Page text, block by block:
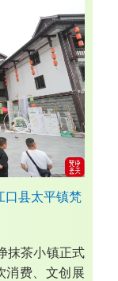
口县太平镇梵
抹茶小镇正式
消费、文创展